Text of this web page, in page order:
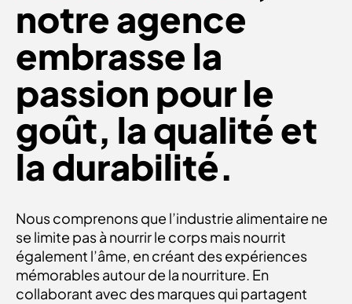
notre agence
embrasse la
passion pour le
goût, la qualité et
la durabilité.
Nous comprenons que l’industrie alimentaire ne
se limite pas à nourrir le corps mais nourrit
également l’âme, en créant des expériences
mémorables autour de la nourriture. En
collaborant avec des marques qui partagent